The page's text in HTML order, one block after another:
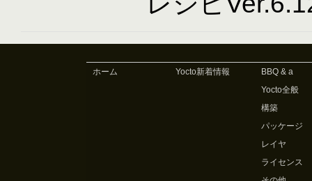
ホーム Yocto新着情報
BBQ & a
Yocto全般
構築
パッケージ
レイヤ
ライセンス